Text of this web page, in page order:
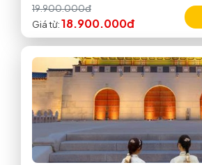
19.900.000đ
Giá từ:18.900.000đ